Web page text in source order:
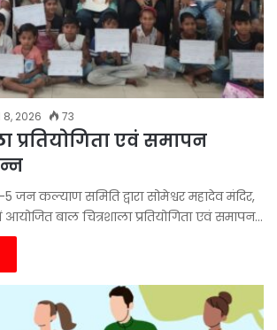
8, 2026 73
प्रतियोगिता एवं समापन
कल्याण समिति द्वारा सोमेश्वर महादेव मंदिर,
बाल चित्रशाला प्रतियोगिता एवं समापन…